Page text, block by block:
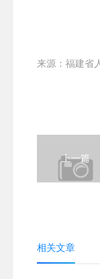
来源：福建省
上一篇
相关文章